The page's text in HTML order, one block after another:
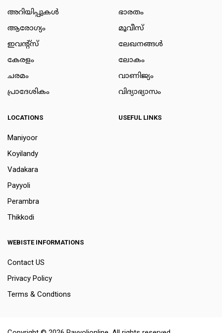
അറിയിപ്പുകള്‍
ആരോഗ്യം
ഇവന്റ്സ്
കേരളം
ചരമം
പ്രാദേശികം
ഭാരതം
മൂവീസ്
ലേഖനങ്ങള്‍
ലോകം
വാണിജ്യം
വിദ്യാഭ്യാസം
LOCATIONS
Maniyoor
Koyilandy
Vadakara
Payyoli
Perambra
Thikkodi
USEFUL LINKS
WEBISTE INFORMATIONS
Contact US
Privacy Policy
Terms & Condtions